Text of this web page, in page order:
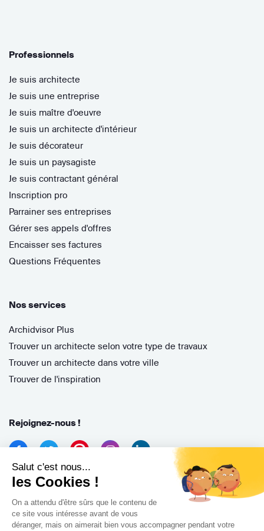
Salut c'est nous...
les Cookies !
On a attendu d'être sûrs que le contenu de
ce site vous intéresse avant de vous
déranger, mais on aimerait bien vous accompagner pendant votre
Professionnels
Je suis architecte
Je suis une entreprise
Je suis maître d'oeuvre
Je suis un architecte d'intérieur
Je suis décorateur
Je suis un paysagiste
Je suis contractant général
Inscription pro
Parrainer ses entreprises
Gérer ses appels d'offres
Encaisser ses factures
Questions Fréquentes
Nos services
Archidvisor Plus
Trouver un architecte selon votre type de travaux
Trouver un architecte dans votre ville
Trouver de l'inspiration
Rejoignez-nous !